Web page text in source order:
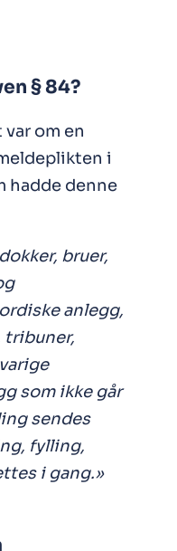
§ 84?
om en
i
hadde denne
bruer,
anlegg,
tribuner,
som ikke går
sendes
fylling,
i gang.»